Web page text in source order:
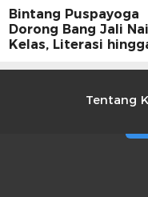
Bintang Puspayoga
Dorong Bang Jali
Kelas, Literasi
Fokus
Tentang